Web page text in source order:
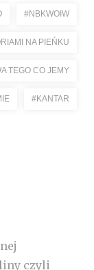
#NBKWOIW
NA PIEŃKU
TEGO CO JEMY
#KANTAR
czyli